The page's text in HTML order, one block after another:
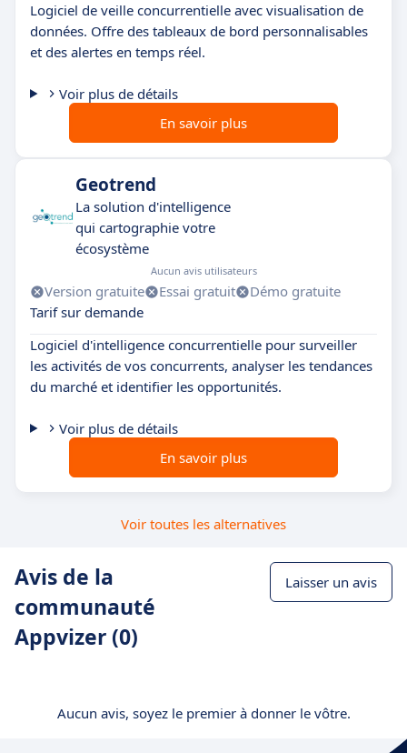
Logiciel de veille concurrentielle avec visualisation de
données. Offre des tableaux de bord personnalisables
et des alertes en temps réel.
Voir plus de détails
En savoir plus
Geotrend
La solution d'intelligence
qui cartographie votre
écosystème
Aucun avis utilisateurs
Version gratuite Essai gratuit
Démo gratuite
Tarif sur demande
Logiciel d'intelligence concurrentielle pour surveiller
les activités de vos concurrents, analyser les tendances
du marché et identifier les opportunités.
Voir plus de détails
En savoir plus
Voir toutes les alternatives
Avis de la
communauté
Appvizer (0)
Laisser un avis
Aucun avis, soyez le premier à donner le vôtre.